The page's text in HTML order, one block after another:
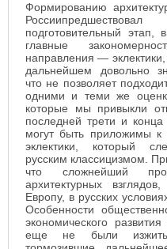
Формированию
подготовительный этап,
главные
направления —
дальнейшем довольно
что не позволяет
одними и теми же
которые мы привыкли
последней трети и конца
могут быть приложимы к
эклектики, который
русским классицизмом.
что сложнейший
архитектурных
Европу, в русских
Особенности
экономического
еще не были изжиты